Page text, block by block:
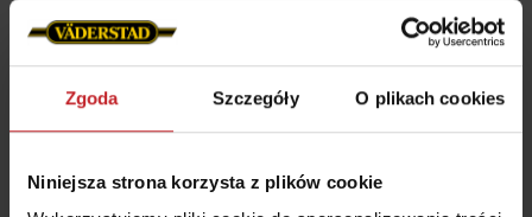
Zgoda Szczegóły O plikach cookies
Niniejsza strona korzysta z plików cookie
kół zamykających pozwala na zamknięcie bruzdy
siewnej zgodnie z potrzebami. Sprzyja to
wyniki podczas siewu drobnych nasion.
Dowiedz się więcej o zestawie do drobnych nasion